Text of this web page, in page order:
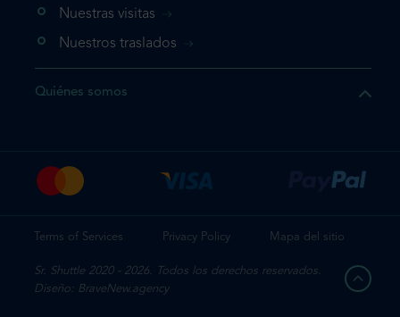
su reserva.
una vez
Nuestras visitas
Nuestros traslados
Quiénes somos
Terms of Services Privacy Policy Mapa del sitio
Sr. Shuttle 2020 - 2026. Todos los derechos reservados.
Diseño: BraveNew.agency